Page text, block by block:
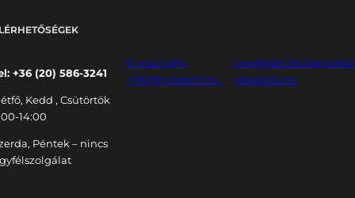
+36 (20) 586-3241
Kedd , Csütörtök
14:00
Péntek – nincs
E-mail cím:
info@movtech.hu
Leveledre 24 órán belül
válaszolunk.